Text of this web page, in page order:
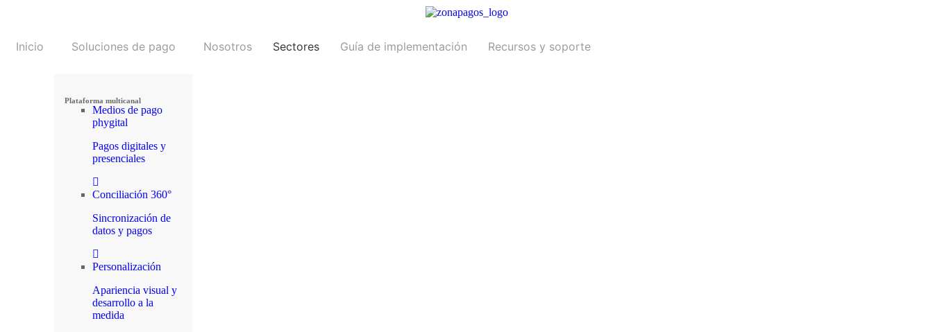
Inicio Soluciones de pago
Plataforma multicanal
Medios de pago
phygital
Pagos digitales y
presenciales
Conciliación 360°
Sincronización de
datos y pagos
Personalización
Apariencia visual y
desarrollo a la
medida
Nosotros Sectores Guía de implementación Recursos y soporte